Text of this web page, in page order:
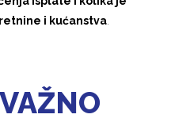
i kućanstva